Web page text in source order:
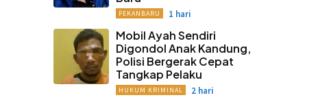
PEKANBARU 1 hari
Mobil Ayah Sendiri
Digondol Anak Kandung,
Polisi Bergerak Cepat
Tangkap Pelaku
HUKUM KRIMINAL 2 hari